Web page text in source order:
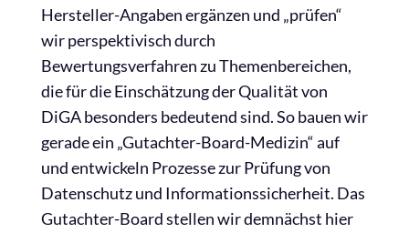
Hersteller-Angaben ergänzen und „prüfen“
wir perspektivisch durch
Bewertungsverfahren zu Themenbereichen,
die für die Einschätzung der Qualität von
DiGA besonders bedeutend sind. So bauen wir
gerade ein „Gutachter-Board-Medizin“ auf
und entwickeln Prozesse zur Prüfung von
Datenschutz und Informationssicherheit. Das
Gutachter-Board stellen wir demnächst hier